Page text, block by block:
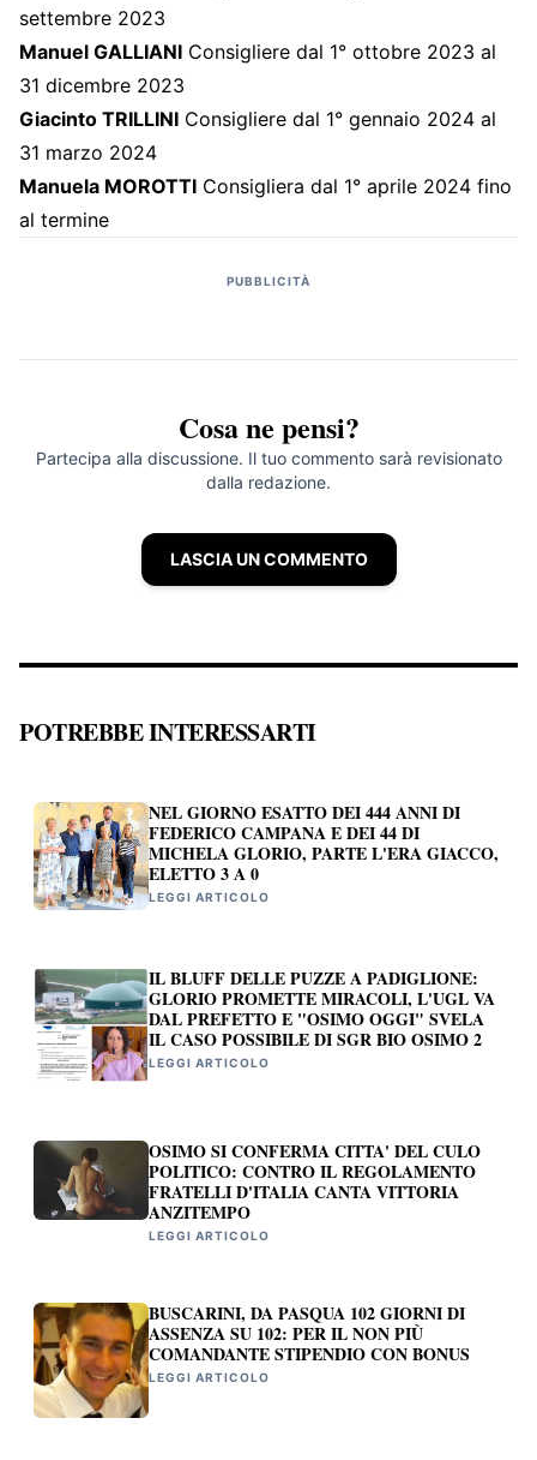
settembre 2023
Manuel GALLIANI Consigliere dal 1° ottobre 2023 al
31 dicembre 2023
Giacinto TRILLINI Consigliere dal 1° gennaio 2024 al
31 marzo 2024
Manuela MOROTTI Consigliera dal 1° aprile 2024 fino
al termine
PUBBLICITÀ
Cosa ne pensi?
Partecipa alla discussione. Il tuo commento sarà revisionato
dalla redazione.
LASCIA UN COMMENTO
POTREBBE INTERESSARTI
NEL GIORNO ESATTO DEI 444 ANNI DI
FEDERICO CAMPANA E DEI 44 DI
MICHELA GLORIO, PARTE L'ERA GIACCO,
ELETTO 3 A 0
LEGGI ARTICOLO
IL BLUFF DELLE PUZZE A PADIGLIONE:
GLORIO PROMETTE MIRACOLI, L'UGL VA
DAL PREFETTO E "OSIMO OGGI" SVELA
IL CASO POSSIBILE DI SGR BIO OSIMO 2
LEGGI ARTICOLO
OSIMO SI CONFERMA CITTA' DEL CULO
POLITICO: CONTRO IL REGOLAMENTO
FRATELLI D'ITALIA CANTA VITTORIA
ANZITEMPO
LEGGI ARTICOLO
BUSCARINI, DA PASQUA 102 GIORNI DI
ASSENZA SU 102: PER IL NON PIÙ
COMANDANTE STIPENDIO CON BONUS
LEGGI ARTICOLO